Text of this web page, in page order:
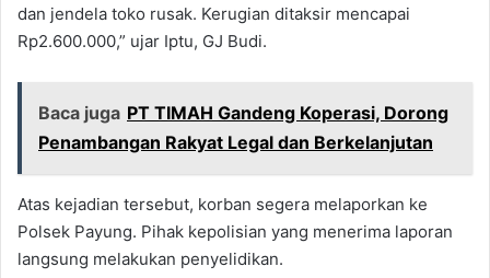
dan jendela toko rusak. Kerugian ditaksir mencapai
Rp2.600.000,” ujar Iptu, GJ Budi.
Baca juga PT TIMAH Gandeng Koperasi, Dorong
Penambangan Rakyat Legal dan Berkelanjutan
Atas kejadian tersebut, korban segera melaporkan ke
Polsek Payung. Pihak kepolisian yang menerima laporan
langsung melakukan penyelidikan.